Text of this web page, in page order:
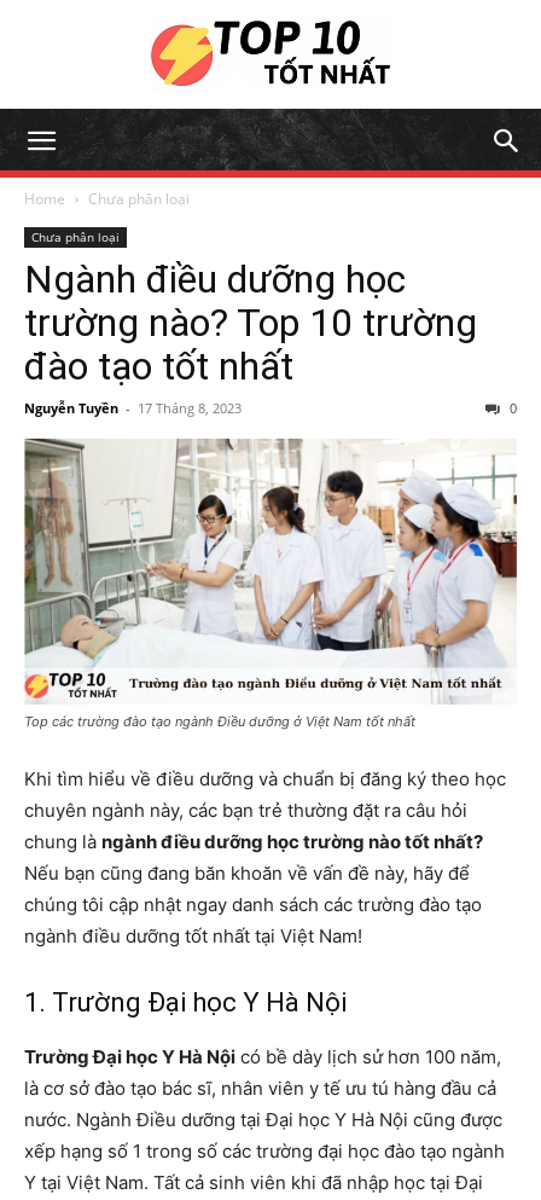
Home Chưa phân loại
Chưa phân loại
Ngành điều dưỡng học
trường nào? Top 10 trường
đào tạo tốt nhất
Nguyễn Tuyền - 17 Tháng 8, 2023 0
Top các trường đào tạo ngành Điều dưỡng ở Việt Nam tốt nhất
Khi tìm hiểu về điều dưỡng và chuẩn bị đăng ký theo học
chuyên ngành này, các bạn trẻ thường đặt ra câu hỏi
chung là ngành điều dưỡng học trường nào tốt nhất?
Nếu bạn cũng đang băn khoăn về vấn đề này, hãy để
chúng tôi cập nhật ngay danh sách các trường đào tạo
ngành điều dưỡng tốt nhất tại Việt Nam!
1. Trường Đại học Y Hà Nội
Trường Đại học Y Hà Nội có bề dày lịch sử hơn 100 năm,
là cơ sở đào tạo bác sĩ, nhân viên y tế ưu tú hàng đầu cả
nước. Ngành Điều dưỡng tại Đại học Y Hà Nội cũng được
xếp hạng số 1 trong số các trường đại học đào tạo ngành
Y tại Việt Nam. Tất cả sinh viên khi đã nhập học tại Đại